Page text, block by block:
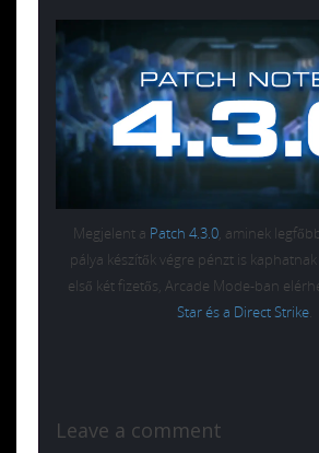
Megjelent a Patch 4.3.0, aminek
pálya készítők végre pénzt is
első két fizetős, Arcade Mode-ban
Star és a Direct Strike.
Leave a comment